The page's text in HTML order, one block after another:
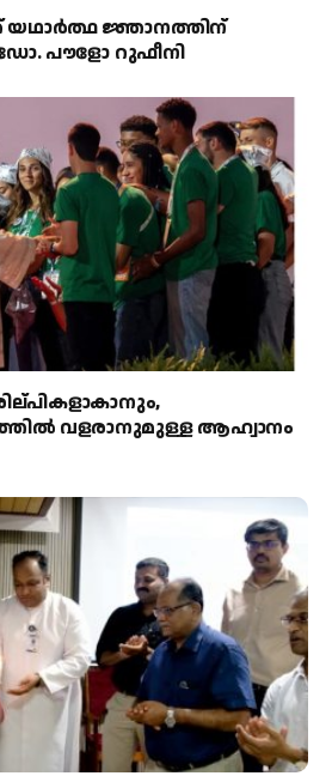
യഥാർത്ഥ ജ്ഞാനത്തിന്
ഡോ. പൗളോ റുഫീനി
വളരാനുമുള്ള ആഹ്വാനം